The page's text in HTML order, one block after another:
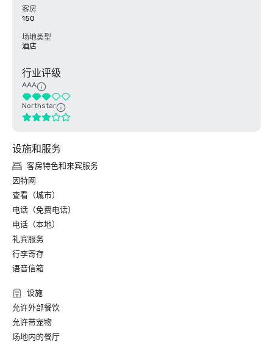
客房
150
场地类型
酒店
行业评级
AAA
Northstar
设施和服务
客房特色和来宾服务
因特网
查看（城市）
电话（免费电话）
电话（本地）
礼宾服务
行李寄存
语音信箱
设施
允许外部餐饮
允许带宠物
场地内的餐厅